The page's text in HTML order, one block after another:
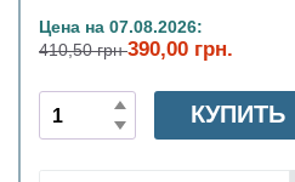
Цена на 07.08.2026:
410,50 грн390,00 грн.
КУПИТЬ